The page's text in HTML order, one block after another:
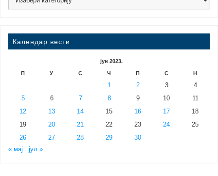
Календар вести
јун 2023.
П У С Ч П С Н
1 2 3
4
5
6 7 8 9 10
11
12
13 14 15 16 17
18
19
20 21 22 23 24
25
26
27 28 29
30
« мај
јул »